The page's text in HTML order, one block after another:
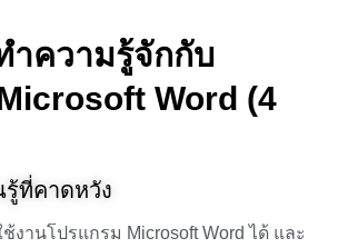
ำความรู้จักกับ
Word (4
รู้ที่คาดหวัง
งานโปรแกรม Microsoft Word ได้ และ